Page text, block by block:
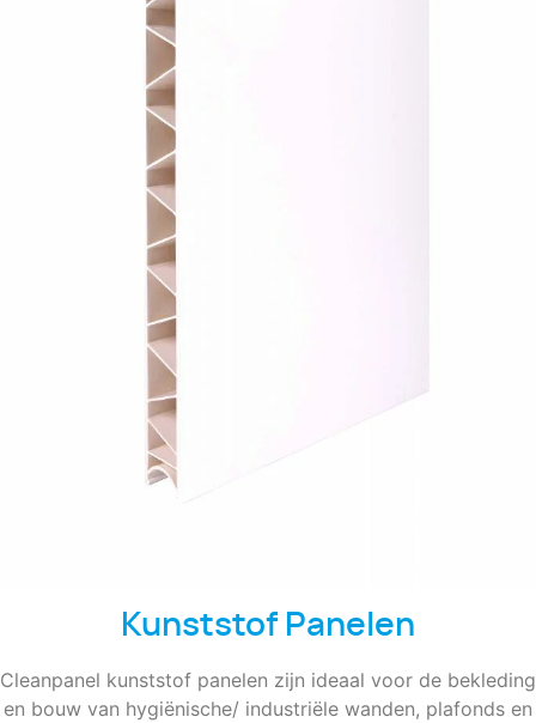
Kunststof Panelen
Cleanpanel kunststof panelen zijn ideaal voor de bekleding
en bouw van hygiënische/ industriële wanden, plafonds en